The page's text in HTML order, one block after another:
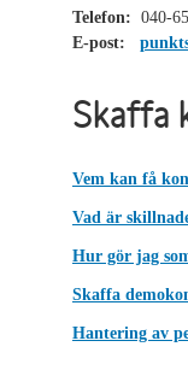
Telefon: 040-
E-post:
Skaffa
Vem kan få
Vad är
Hur gör jag
Skaffa
Hantering av